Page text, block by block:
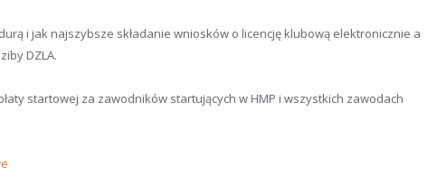
i jak najszybsze składanie wniosków o licencję klubową elektronicznie a
DZLA.
startowej za zawodników startujących w HMP i wszystkich zawodach